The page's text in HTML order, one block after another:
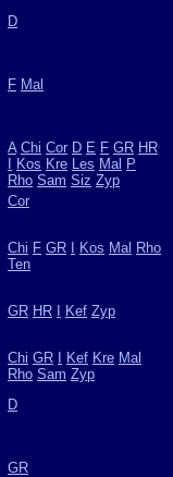
D
F Mal
A Chi Cor D E F GR HR
Kos Kre Les Mal P
Rho Sam Siz Zyp
Cor
Chi F GR Kos Mal Rho
Ten
GR HR Kef Zyp
Chi GR Kef Kre Mal
Rho Sam Zyp
D
GR